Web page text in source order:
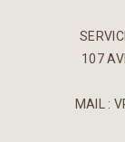
107
MAIL :